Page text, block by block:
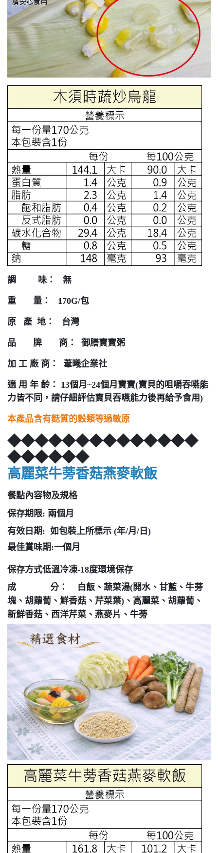
調 味： 無
重 量： 170G/包
原 產 地： 台灣
品 牌 商： 御膳寶寶粥
加 工 廠 商： 葦曦企業社
適 用 年 齡： 13個月~24個月寶寶(寶貝的咀嚼吞嚥能
力皆不同，請仔細評估寶貝吞嚥能力後再給予食用)
本產品含有麩質的穀類等過敏原
◆◆◆◆◆◆◆◆◆◆◆◆◆◆
◆◆◆◆◆◆
高麗菜牛蒡香菇燕麥軟飯
餐點內容物及規格
保存期限: 兩個月
有效日期: 如包裝上所標示 (年/月/日)
最佳賞味期:一個月
保存方式低溫冷凍-18度環境保存
成 分： 白飯、蔬菜湯(開水、甘藍、牛蒡
塊、胡蘿蔔、鮮香菇、芹菜葉) 、高麗菜、胡蘿蔔、
新鮮香菇、西洋芹菜、燕麥片、牛蒡